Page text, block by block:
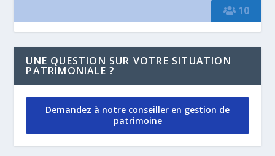
10
UNE QUESTION SUR VOTRE SITUATION
PATRIMONIALE ?
Demandez à notre conseiller en gestion de
patrimoine